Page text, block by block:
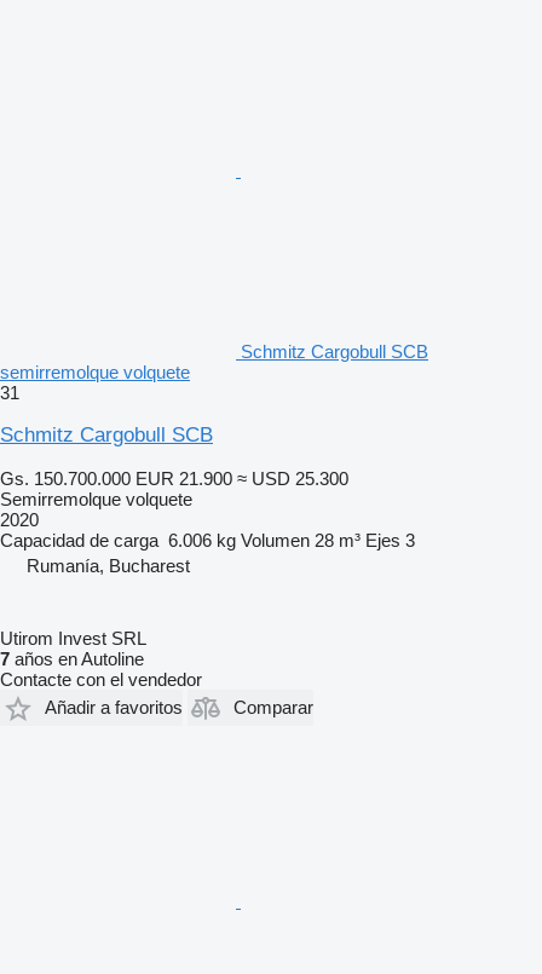
Schmitz Cargobull SCB
semirremolque volquete
31
Schmitz Cargobull SCB
Gs. 150.700.000 EUR 21.900 ≈ USD 25.300
Semirremolque volquete
2020
Capacidad de carga 6.006 kg Volumen 28 m³ Ejes 3
Rumanía, Bucharest
Utirom Invest SRL
7 años en Autoline
Contacte con el vendedor
Añadir a favoritos
Comparar